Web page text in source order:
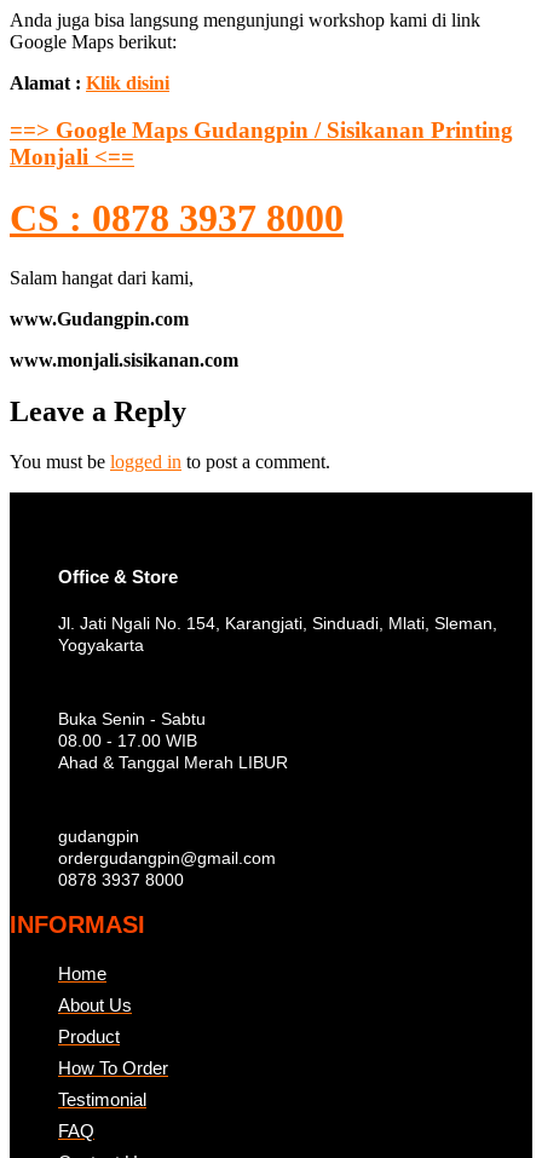
Anda juga bisa langsung mengunjungi workshop kami di link
Google Maps berikut:
Alamat : Klik disini
==> Google Maps Gudangpin / Sisikanan Printing
Monjali <==
CS : 0878 3937 8000
Salam hangat dari kami,
www.Gudangpin.com
www.monjali.sisikanan.com
Leave a Reply
You must be logged in to post a comment.
Office & Store
Jl. Jati Ngali No. 154, Karangjati, Sinduadi, Mlati, Sleman,
Yogyakarta
Buka Senin - Sabtu
08.00 - 17.00 WIB
Ahad & Tanggal Merah LIBUR
gudangpin
ordergudangpin@gmail.com
0878 3937 8000
INFORMASI
Home
About Us
Product
How To Order
Testimonial
FAQ